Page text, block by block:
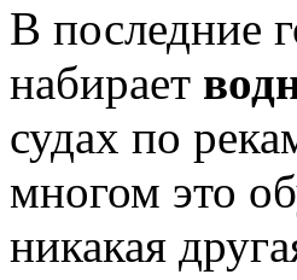
В последние
набирает
судах по
многом это
никакая